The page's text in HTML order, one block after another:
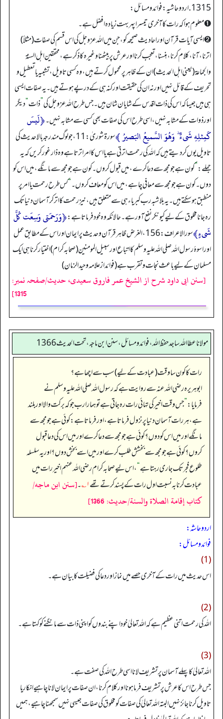
1315. اردو حاشیہ: فوائد ومسائل:
➊ معلوم ہوا کہ رات کا آخری تیسرا پہر بہت زیادہ افضل ہے۔
➋ ایسی آیات قرآن اور احادیث صحیحہ کو، جن میں اللہ عزوجل کی اس قسم کی صفات (مثلاً)
اترنا، آنا، کلام کرنا، ہنسنا، تعجب کرنا اور عرش پر بیٹھنا وغیرہ کا ذکر ہے، محققین اہل السنۃ
والجماعۃ (یعنی اہل الحدیث) ان کے ظاہر پرمحمول کرتے ہیں، وہ کسی تاویل، تشبیہ یا تعطیل و
تحریف کے قائل نہیں اور نہ ان کی حقیقت اور کنہ ہی کے درپے ہوتےہیں۔ یہ صفات ایسی
ہی ہیں جیسا کہ اس کی ذات اقدس کے شایان شان ہیں۔ جس طرح اللہ عزوجل کی”ذات“دیگر
اور ذوات کے مشابہ نہیں، اسی طرح اس کی صفات بھی کسی سے مشابہ نہیں۔﴿لَيسَ
كَمِثلِهِ شَىءٌ ۖ وَهُوَ السَّميعُ البَصيرُ‌ ﴾
سورۃ شوریٰ:11، جو لوگ مندرجہ بالاحدیث کی
تاویل یوں کردیتے ہیں کہ اللہ کی رحمت اترتی ہے یا اس کا امر اترتا ہے وہ ذار غور کریں کہ یہ
جملے:”کون ہے جو مجھ سے دعا کرے، میں قبول کروں۔ کون ہے جو مجھ سےمانگے، میں اس کو
دوں۔ کون ہے جو مجھ سے معافی چاہے، میں اس کو معاف کروں۔“کس طرح رحمت یا امر پر
منطبق ہوسکتے ہیں۔ یہ بلاشبہ رب کبریاء ہی سے متعلق ہیں، نیزرحمت کا اتر کر آسمان دنیا تک
رہ جانا مخلوق کے لیے کیونکر نفع آور ہے۔ حالانکہ وہ خود فرماتا ہے:﴿وَرَ‌حمَتى وَسِعَت كُلَّ
شَىءٍ﴾
سور الاعراف:156، الغرض ظاہر قرآن و حدیث پر ایمان اور اس کے مطابق عمل
اور اسوۂ رسول اللہ صلی اللہ علیہ وسلم کا اتباع اورسبیل المومنین (صحابہ کرام) اختیار کرنا ہی ایک
مسلمان کے لیے باعث نجات و تقرب ہے (فوائد ازعلامہ وحیدالزمان)
[سنن ابی داود شرح از الشیخ عمر فاروق سعیدی، حدیث/صفحہ نمبر:
1315]
مولانا عطا الله ساجد حفظ الله، فوائد و مسائل، سنن ابن ماجه، تحت الحديث1366
رات کا کون سا وقت (عبادت کے لیے) سب سے اچھا ہے؟
ابوہریرہ رضی اللہ عنہ سے روایت ہے کہ رسول اللہ صلی اللہ علیہ وسلم نے
فرمایا:”جس وقت اخیر کی تہائی رات رہ جاتی ہے تو ہمارا رب جو کہ برکت والا اور بلند
ہے، ہر رات آسمان دنیا پر نزول فرماتا ہے، اور فرماتا ہے: کوئی ہے جو مجھ سے
مانگے اور میں اس کو دوں؟ کوئی ہے جو مجھ سے دعا کرے اور میں اس کی دعا قبول
کروں؟ کوئی ہے جو مجھ سے بخشش طلب کرے اور میں اسے بخش دوں؟ اور یہ سلسلہ
طلوع فجر تک جاری رہتا ہے“، اس لیے صحابہ کرام رضی اللہ عنہم اخیر رات میں
عبادت کرنا بہ نسبت اول رات کے پسند کرتے تھے۱؎ ۔[سنن ابن ماجه/
كتاب إقامة الصلاة والسنة/حدیث: 1366]
اردو حاشہ:
فوائد و مسائل:
(1)
اس حدیث میں رات کے آخری حصے میں نماز اور دعا کی فضیلت کا بیان ہے۔
(2)
اللہ کی رحمت اتنی عظیم ہے کہ اللہ تعالیٰ خود اپنے بندوں کو اپنی ذات سے مانگنے کو کہتا ہے۔
(3)
اللہ تعالیٰ کا پہلے آسمان پر تشریف لانا اسی طرح اللہ کی صفت ہے۔
جس طرح اس کاعرش پر تشریف فرما ہونا اور کلام کرنا، ان صفات پر ایمان لانا چاہیے انکار یا
تاویل کرنا جائز نہیں البتہ اللہ تعالیٰ کی صفات کومخلوق کی صفات جیسی نہیں سمجھناچاہیے، ہمیں